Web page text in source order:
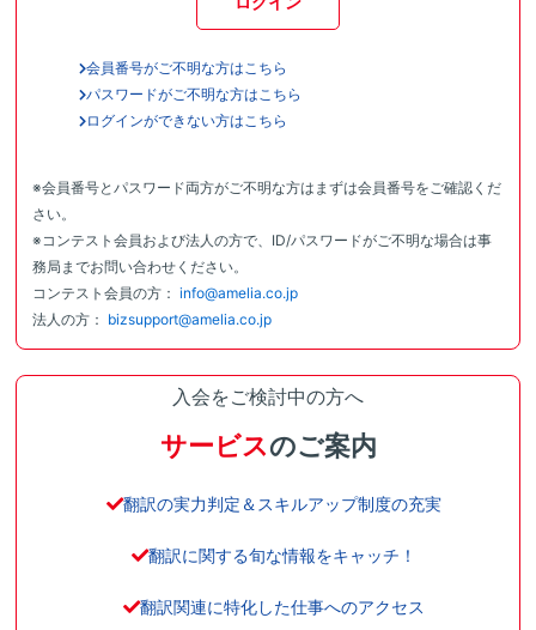
会員番号がご不明な方はこちら
パスワードがご不明な方はこちら
ログインができない方はこちら
※会員番号とパスワード両方がご不明な方はまずは会員番号をご確認くだ
さい。
※コンテスト会員および法人の方で、ID/パスワードがご不明な場合は事
務局までお問い合わせください。
コンテスト会員の方： info@amelia.co.jp
法人の方： bizsupport@amelia.co.jp
入会をご検討中の方へ
サービスのご案内
翻訳の実力判定＆スキルアップ制度の充実
翻訳に関する旬な情報をキャッチ！
翻訳関連に特化した仕事へのアクセス